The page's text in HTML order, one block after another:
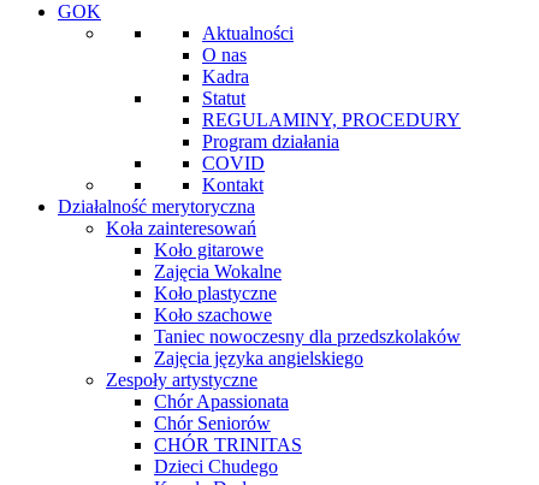
GOK
Aktualności
O nas
Kadra
Statut
REGULAMINY, PROCEDURY
Program działania
COVID
Kontakt
Działalność merytoryczna
Koła zainteresowań
Koło gitarowe
Zajęcia Wokalne
Koło plastyczne
Koło szachowe
Taniec nowoczesny dla przedszkolaków
Zajęcia języka angielskiego
Zespoły artystyczne
Chór Apassionata
Chór Seniorów
CHÓR TRINITAS
Dzieci Chudego